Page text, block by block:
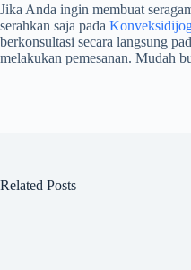
Jika Anda ingin membuat
serahkan saja pada
berkonsultasi secara langsung
melakukan pemesanan. Mudah
Related Posts